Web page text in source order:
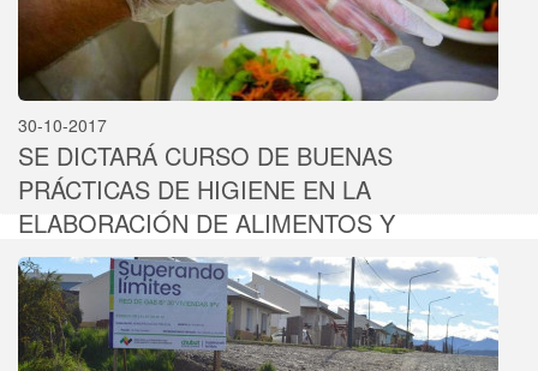
30-10-2017
SE DICTARÁ CURSO DE BUENAS
PRÁCTICAS DE HIGIENE EN LA
ELABORACIÓN DE ALIMENTOS Y
NUTRICIÓN